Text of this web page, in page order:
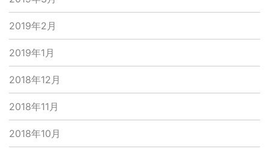
2019年2月
2019年1月
2018年12月
2018年11月
2018年10月